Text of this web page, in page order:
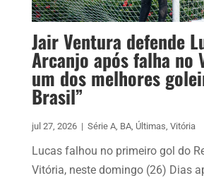
Jair Ventura defende
Arcanjo após falha no
um dos melhores
Brasil”
jul 27, 2026 | Série A, BA, Últimas, Vitória
Lucas falhou no primeiro gol do
Vitória, neste domingo (26) Dias